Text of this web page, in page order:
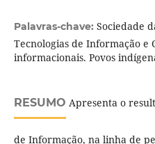
Palavras-chave: Sociedade
Tecnologias de Informação e
informacionais. Povos
RESUMO Apresenta o
de Informação, na linha de